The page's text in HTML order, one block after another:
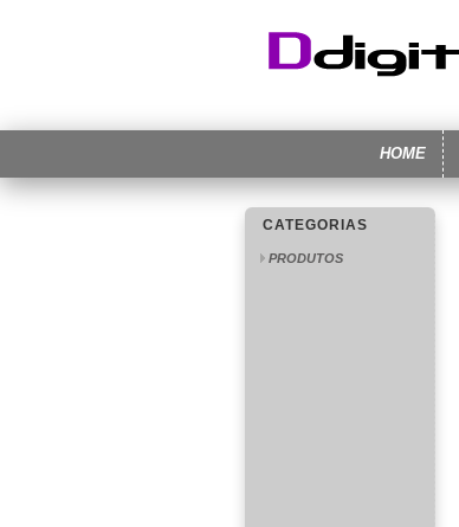
HOME
CATEGORIAS
PRODUTOS